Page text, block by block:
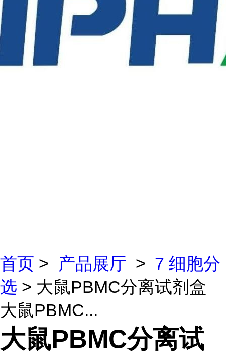
首页 > 产品展厅 > 7 细胞分
选 > 大鼠PBMC分离试剂盒
大鼠PBMC...
大鼠PBMC分离试